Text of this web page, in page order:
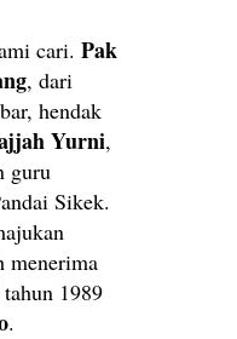
cari. Pak
, dari
hendak
Yurni,
guru
Sikek.
menerima
1989
.